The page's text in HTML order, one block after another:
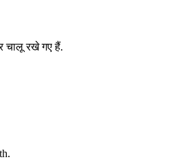
चालू रखे गए हैं.